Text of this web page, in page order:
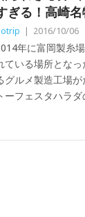
ぎる！高崎名
2016/10/06
年に富岡製糸
ている場所とな
グルメ製造工場
ーフェスタハラ